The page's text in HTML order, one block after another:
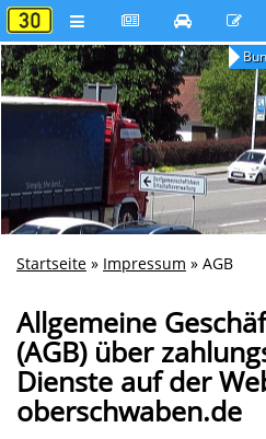
Startseite » Impressum » AGB
Allgemeine
(AGB) über
Dienste auf der
oberschwaben.de